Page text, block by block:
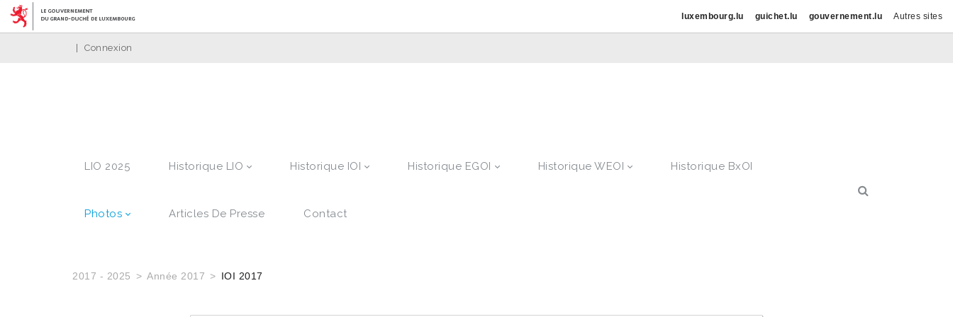
luxembourg.lu guichet.lu gouvernement.lu Autres sites
Connexion
LIO 2025 Historique LIO Historique IOI Historique EGOI Historique WEOI Historique BxOI
Photos Articles De Presse Contact
2017 - 2025 Année 2017 IOI 2017